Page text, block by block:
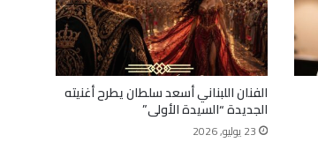
الفنان اللبناني أسعد سلطان يطرح أغنيته
الجديدة “السيدة الأولى”
23 يوليو, 2026